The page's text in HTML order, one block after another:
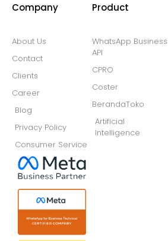
Company
About Us
Contact
Clients
Career
Blog
Privacy Policy
Consumer Service
Product
WhatsApp Business
API
CPRO
Coster
BerandaToko
Artificial
Intelligence